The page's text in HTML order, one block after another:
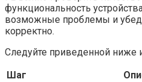
функциональность
возможные проблемы и
корректно.
Следуйте приведенной ниже
Шаг